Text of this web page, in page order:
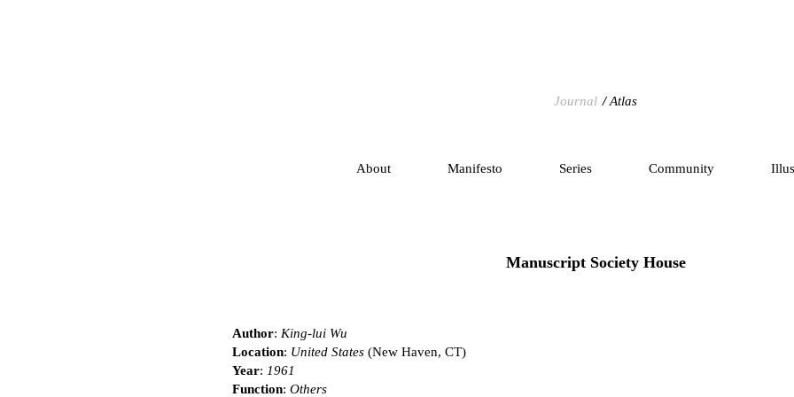
Journal Atlas
About Manifesto Series Community
Manuscript Society House
Author: King-lui Wu
Location: United States (New Haven, CT)
Year: 1961
Function: Others